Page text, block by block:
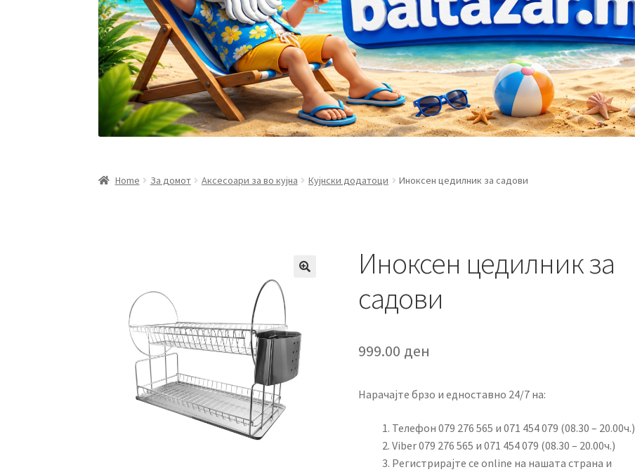
Home За домот Аксесоари за во кујна Кујнски додатоци Иноксен цедилник за садови
Иноксен цедилник за
садови
999.00 ден
Нарачајте брзо и едноставно 24/7 на:
Телефон 079 276 565 и 071 454 079 (08.30 – 20.00ч.)
Viber 079 276 565 и 071 454 079 (08.30 – 20.00ч.)
Регистрирајте се online на нашата страна и